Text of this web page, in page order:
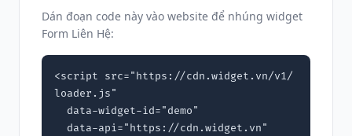
Dán đoạn code này vào website để nhúng widget
Form Liên Hệ:
<script src="https://cdn.widget.vn/v1/
loader.js"